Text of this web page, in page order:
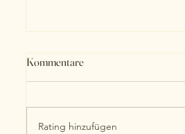
Kommentare
Rating hinzufügen